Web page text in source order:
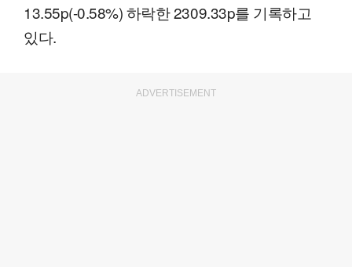
13.55p(-0.58%) 하락한 2309.33p를 기록하고
있다.
ADVERTISEMENT